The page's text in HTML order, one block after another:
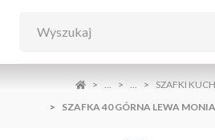
... ...
SZAFKI
SZAFKA 40 GÓRNA LEWA